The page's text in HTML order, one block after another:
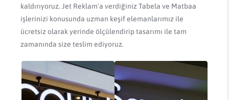
kaldırıyoruz. Jet Reklam'a verdiğiniz Tabela ve Matbaa
işlerinizi konusunda uzman keşif elemanlarımız ile
ücretsiz olarak yerinde ölçülendirip tasarımı ile tam
zamanında size teslim ediyoruz.